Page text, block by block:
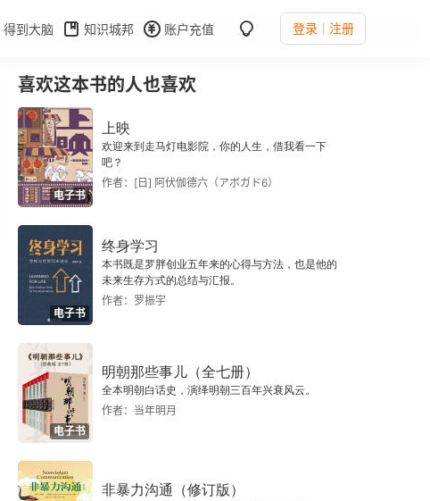
得到大脑 知识城邦 账户充值 登录 注册
喜欢这本书的人也喜欢
电子书
上映
欢迎来到走马灯电影院，你的人生，借我看一下
吧？
作者：[日] 阿伏伽德六（アボガド6）
电子书
终身学习
本书既是罗胖创业五年来的心得与方法，也是他的
未来生存方式的总结与汇报。
作者：罗振宇
电子书
明朝那些事儿（全七册）
全本明朝白话史，演绎明朝三百年兴衰风云。
作者：当年明月
非暴力沟通（修订版）